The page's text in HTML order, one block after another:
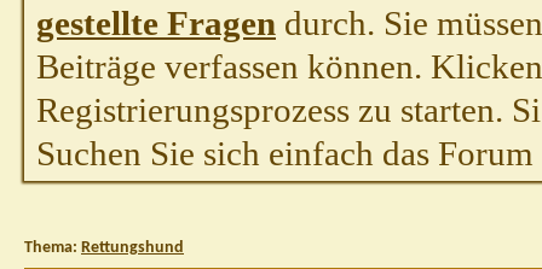
gestellte Fragen durch. Sie
Beiträge verfassen können.
Registrierungsprozess zu starten.
Suchen Sie sich einfach das
Thema: Rettungshund